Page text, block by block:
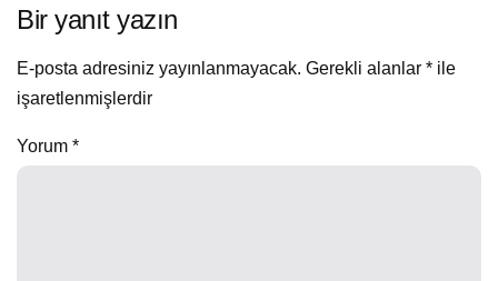
Bir yanıt yazın
E-posta adresiniz yayınlanmayacak. Gerekli alanlar * ile
işaretlenmişlerdir
Yorum *